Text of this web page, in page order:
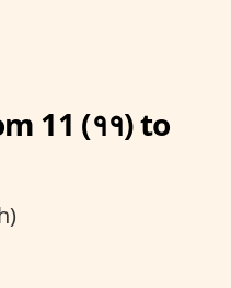
11 (११) to